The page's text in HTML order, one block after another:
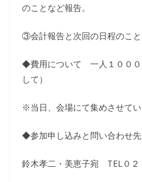
のことなど報告。
③会計報告と次回の日程のこと
◆費用について 一人１０００
して）
※当日、会場にて集めさせてい
◆参加申し込みと問い合わせ先
鈴木孝二・美恵子宛 TEL０